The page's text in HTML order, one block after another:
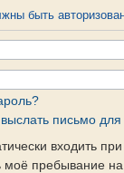
быть
письмо для
входить
моё пребывание